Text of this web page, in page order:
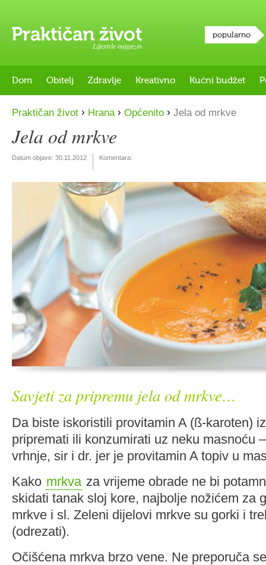
Lifestyle magazin
popularno
Dom Obitelj Zdravlje Kreativno Kućni budžet
Praktičan život › Hrana › Općenito › Jela od mrkve
Jela od mrkve
Datum objave: 30.11.2012 Komentara:
Savjeti za pripremu jela od mrkve…
Da biste iskoristili provitamin A (ß-karoten)
pripremati ili konzumirati uz neku masnoću
vrhnje, sir i dr. jer je provitamin A topiv u
Kako mrkva za vrijeme obrade ne bi
skidati tanak sloj kore, najbolje nožićem za
mrkve i sl. Zeleni dijelovi mrkve su gorki i
(odrezati).
Očišćena mrkva brzo vene. Ne preporuča